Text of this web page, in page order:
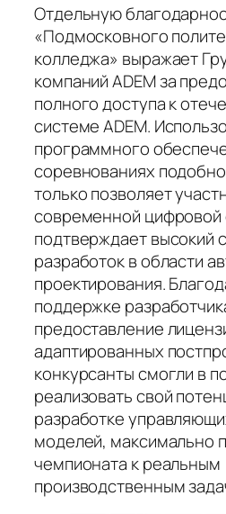
Отдельную
«Подмосковного
колледжа» выражает
компаний ADEM за
полного доступа к
системе ADEM.
программного
соревнованиях
только позволяет
современной цифровой
подтверждает высокий
разработок в области
проектирования.
поддержке
предоставление
адаптированных
конкурсанты смогли в
реализовать свой
разработке
моделей, максимально
чемпионата к реальным
производственным